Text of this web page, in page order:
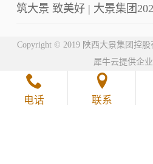
Copyright © 2019 陕西大景集团控股
犀牛云提供企
电话 联系